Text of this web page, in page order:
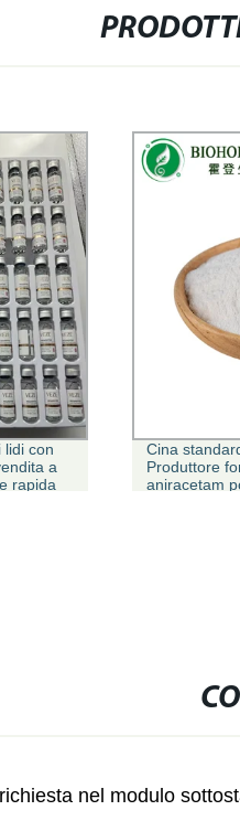
lidi con
a
rapida
Cina
Produttore
aniracetam
nel modulo